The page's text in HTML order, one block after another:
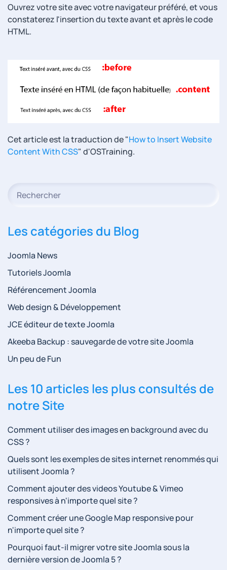
Ouvrez votre site avec votre navigateur préféré, et vous
constaterez l'insertion du texte avant et après le code
HTML.
Cet article est la traduction de "How to Insert Website
Content With CSS" d'OSTraining.
Les catégories du Blog
Joomla News
Tutoriels Joomla
Référencement Joomla
Web design & Développement
JCE éditeur de texte Joomla
Akeeba Backup : sauvegarde de votre site Joomla
Un peu de Fun
Les 10 articles les plus consultés de
notre Site
Comment utiliser des images en background avec du
CSS ?
Quels sont les exemples de sites internet renommés qui
utilisent Joomla ?
Comment ajouter des videos Youtube & Vimeo
responsives à n'importe quel site ?
Comment créer une Google Map responsive pour
n'importe quel site ?
Pourquoi faut-il migrer votre site Joomla sous la
dernière version de Joomla 5 ?